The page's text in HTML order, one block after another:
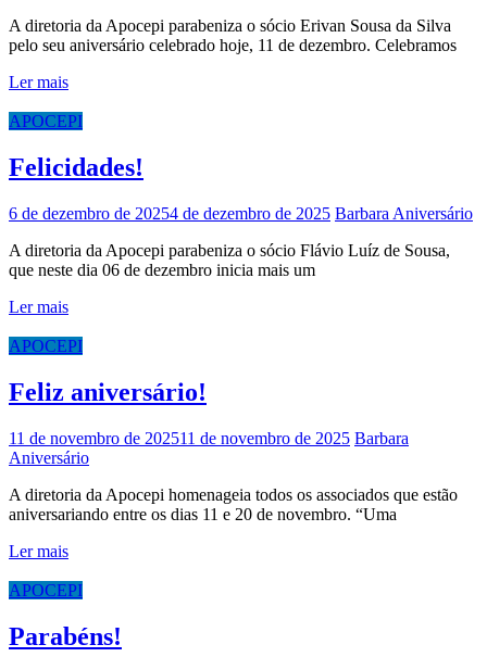
A diretoria da Apocepi parabeniza o sócio Erivan Sousa da Silva
pelo seu aniversário celebrado hoje, 11 de dezembro. Celebramos
Ler mais
APOCEPI
Felicidades!
6 de dezembro de 20254 de dezembro de 2025 Barbara Aniversário
A diretoria da Apocepi parabeniza o sócio Flávio Luíz de Sousa,
que neste dia 06 de dezembro inicia mais um
Ler mais
APOCEPI
Feliz aniversário!
11 de novembro de 202511 de novembro de 2025 Barbara
Aniversário
A diretoria da Apocepi homenageia todos os associados que estão
aniversariando entre os dias 11 e 20 de novembro. “Uma
Ler mais
APOCEPI
Parabéns!